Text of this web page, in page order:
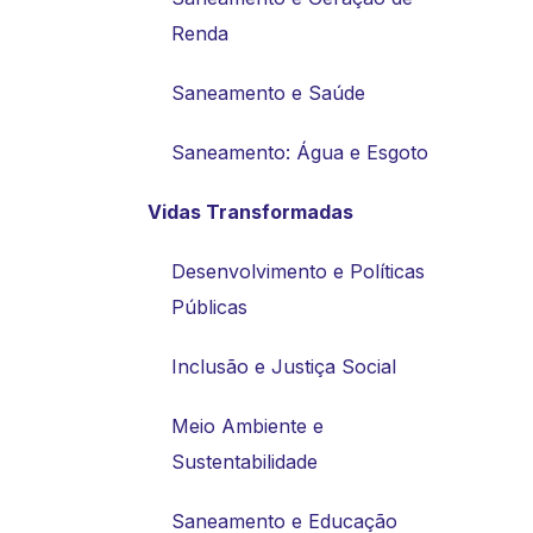
Renda
Saneamento e Saúde
Saneamento: Água e Esgoto
Vidas Transformadas
Desenvolvimento e Políticas
Públicas
Inclusão e Justiça Social
Meio Ambiente e
Sustentabilidade
Saneamento e Educação